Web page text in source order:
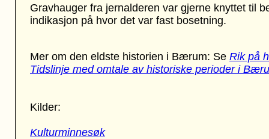
Gravhauger fra jernalderen var gjerne knyttet til
indikasjon på hvor det var fast bosetning.
Mer om den eldste historien i Bærum: Se Rik på
Tidslinje med omtale av historiske perioder i
Kilder:
Kulturminnesøk